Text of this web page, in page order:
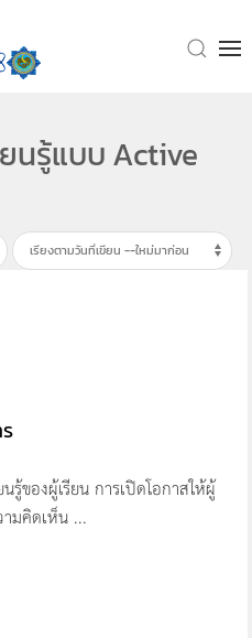
นรู้แบบ Active
รู้ของผู้เรียน การเปิดโอกาสให้ผู้
มคิดเห็น ...